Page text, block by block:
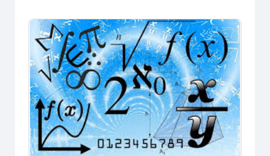
Álgebra y Cálculo Numérico 2021